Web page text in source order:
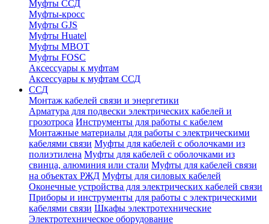
Муфты ССД
Муфты-кросс
Муфты GJS
Муфты Huatel
Муфты МВОТ
Муфты FOSC
Аксессуары к муфтам
Аксессуары к муфтам ССД
ССД
Монтаж кабелей связи и энергетики
Арматура для подвески электрических кабелей и
грозотроса Инструменты для работы с кабелем
Монтажные материалы для работы с электрическими
кабелями связи Муфты для кабелей с оболочками из
полиэтилена Муфты для кабелей с оболочками из
свинца, алюминия или стали Муфты для кабелей связи
на объектах РЖД Муфты для силовых кабелей
Оконечные устройства для электрических кабелей связи
Приборы и инструменты для работы с электрическими
кабелями связи Шкафы электротехнические
Электротехническое оборудование